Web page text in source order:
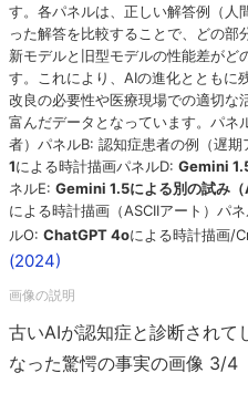
す。各パネルは、正しい解答例（人
った解答を比較することで、どの
新モデルと旧型モデルの性能差がど
す。これにより、AIの進化とともに
改良の必要性や医療現場での適切な
富んだデータとなっています。パネ
者）パネルB: 認知症患者の例（遅
1による時計描画パネルD: Gemini
ネルE: Gemini 1.5による別の試み（
による時計描画（ASCIIアート）パ
ルO: ChatGPT 4oによる時計描画/
(2024)
古いAIが認知症と診断されて
なった驚愕の事実の画像 3/4